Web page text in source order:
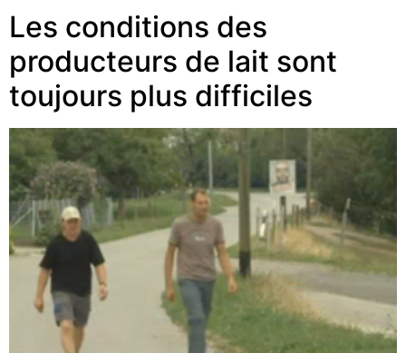
Les conditions des
producteurs de lait sont
toujours plus difficiles